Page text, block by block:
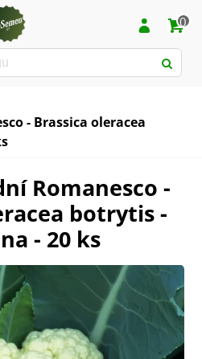
0
- Brassica oleracea
Romanesco -
botrytis -
- 20 ks